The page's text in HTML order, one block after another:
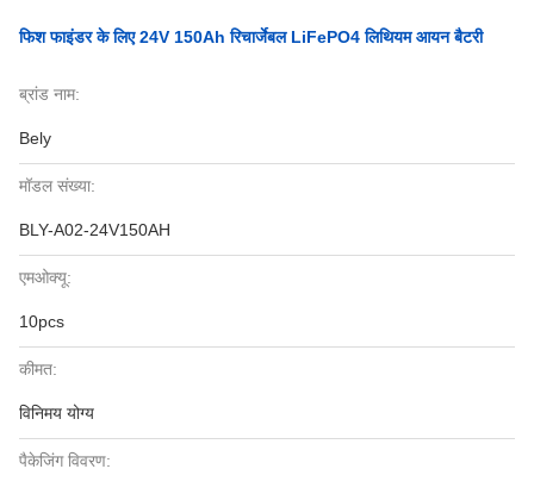
फिश फाइंडर के लिए 24V 150Ah रिचार्जेबल LiFePO4 लिथियम आयन बैटरी
ब्रांड नाम:
Bely
मॉडल संख्या:
BLY-A02-24V150AH
एमओक्यू:
10pcs
कीमत:
विनिमय योग्य
पैकेजिंग विवरण: